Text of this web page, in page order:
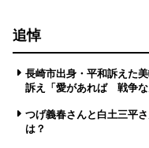
追悼
長崎市出身・平和訴えた
訴え「愛があれば 戦争な
つげ義春さんと白土三平
は？